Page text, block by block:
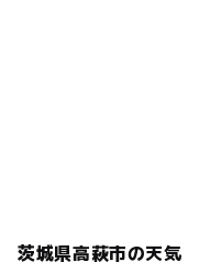
茨城県高萩市の天気